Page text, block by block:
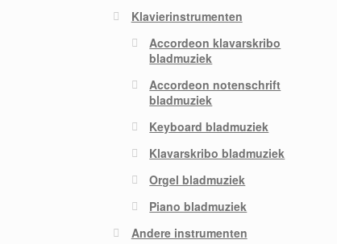
Klavierinstrumenten
Accordeon klavarskribo
bladmuziek
Accordeon notenschrift
bladmuziek
Keyboard bladmuziek
Klavarskribo bladmuziek
Orgel bladmuziek
Piano bladmuziek
Andere instrumenten